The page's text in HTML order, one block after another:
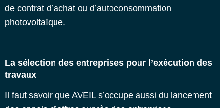
de contrat d’achat ou d’autoconsommation
photovoltaïque.
La sélection des entreprises pour l’exécution des
travaux
Il faut savoir que AVEIL s’occupe aussi du lancement